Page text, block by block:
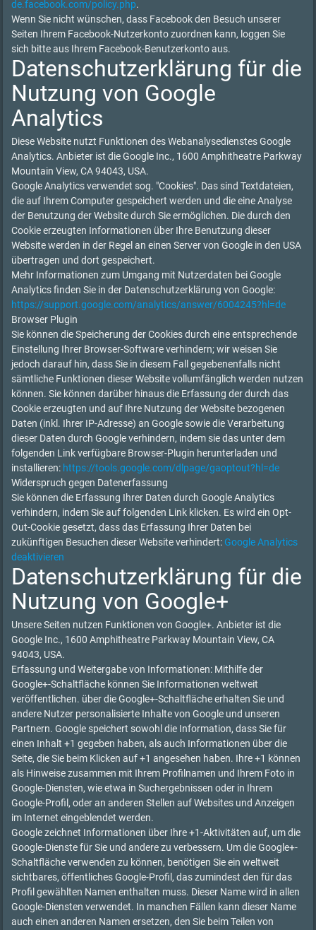
de.facebook.com/policy.php.
Wenn Sie nicht wünschen, dass Facebook den Besuch unserer
Seiten Ihrem Facebook-Nutzerkonto zuordnen kann, loggen Sie
sich bitte aus Ihrem Facebook-Benutzerkonto aus.
Datenschutzerklärung für die
Nutzung von Google
Analytics
Diese Website nutzt Funktionen des Webanalysedienstes Google
Analytics. Anbieter ist die Google Inc., 1600 Amphitheatre Parkway
Mountain View, CA 94043, USA.
Google Analytics verwendet sog. "Cookies". Das sind Textdateien,
die auf Ihrem Computer gespeichert werden und die eine Analyse
der Benutzung der Website durch Sie ermöglichen. Die durch den
Cookie erzeugten Informationen über Ihre Benutzung dieser
Website werden in der Regel an einen Server von Google in den USA
übertragen und dort gespeichert.
Mehr Informationen zum Umgang mit Nutzerdaten bei Google
Analytics finden Sie in der Datenschutzerklärung von Google:
https://support.google.com/analytics/answer/6004245?hl=de
Browser Plugin
Sie können die Speicherung der Cookies durch eine entsprechende
Einstellung Ihrer Browser-Software verhindern; wir weisen Sie
jedoch darauf hin, dass Sie in diesem Fall gegebenenfalls nicht
sämtliche Funktionen dieser Website vollumfänglich werden nutzen
können. Sie können darüber hinaus die Erfassung der durch das
Cookie erzeugten und auf Ihre Nutzung der Website bezogenen
Daten (inkl. Ihrer IP-Adresse) an Google sowie die Verarbeitung
dieser Daten durch Google verhindern, indem sie das unter dem
folgenden Link verfügbare Browser-Plugin herunterladen und
installieren: https://tools.google.com/dlpage/gaoptout?hl=de
Widerspruch gegen Datenerfassung
Sie können die Erfassung Ihrer Daten durch Google Analytics
verhindern, indem Sie auf folgenden Link klicken. Es wird ein Opt-
Out-Cookie gesetzt, dass das Erfassung Ihrer Daten bei
zukünftigen Besuchen dieser Website verhindert: Google Analytics
deaktivieren
Datenschutzerklärung für die
Nutzung von Google+
Unsere Seiten nutzen Funktionen von Google+. Anbieter ist die
Google Inc., 1600 Amphitheatre Parkway Mountain View, CA
94043, USA.
Erfassung und Weitergabe von Informationen: Mithilfe der
Google+-Schaltfläche können Sie Informationen weltweit
veröffentlichen. über die Google+-Schaltfläche erhalten Sie und
andere Nutzer personalisierte Inhalte von Google und unseren
Partnern. Google speichert sowohl die Information, dass Sie für
einen Inhalt +1 gegeben haben, als auch Informationen über die
Seite, die Sie beim Klicken auf +1 angesehen haben. Ihre +1 können
als Hinweise zusammen mit Ihrem Profilnamen und Ihrem Foto in
Google-Diensten, wie etwa in Suchergebnissen oder in Ihrem
Google-Profil, oder an anderen Stellen auf Websites und Anzeigen
im Internet eingeblendet werden.
Google zeichnet Informationen über Ihre +1-Aktivitäten auf, um die
Google-Dienste für Sie und andere zu verbessern. Um die Google+-
Schaltfläche verwenden zu können, benötigen Sie ein weltweit
sichtbares, öffentliches Google-Profil, das zumindest den für das
Profil gewählten Namen enthalten muss. Dieser Name wird in allen
Google-Diensten verwendet. In manchen Fällen kann dieser Name
auch einen anderen Namen ersetzen, den Sie beim Teilen von